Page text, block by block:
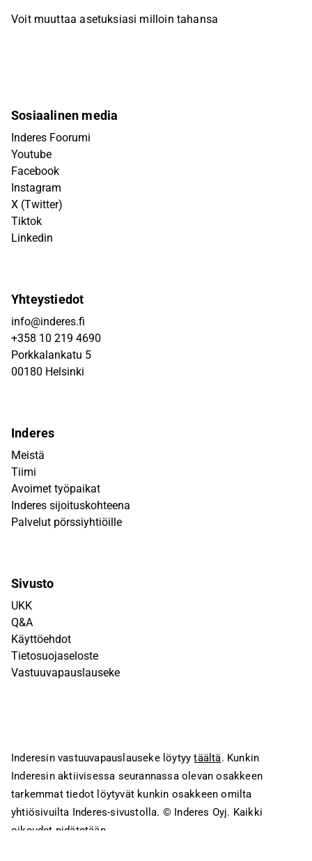
Voit muuttaa asetuksiasi milloin tahansa
Sosiaalinen media
Inderes Foorumi
Youtube
Facebook
Instagram
X (Twitter)
Tiktok
Linkedin
Yhteystiedot
info@inderes.fi
+358 10 219 4690
Porkkalankatu 5
00180 Helsinki
Inderes
Meistä
Tiimi
Avoimet työpaikat
Inderes sijoituskohteena
Palvelut pörssiyhtiöille
Sivusto
UKK
Q&A
Käyttöehdot
Tietosuojaseloste
Vastuuvapauslauseke
Inderesin vastuuvapauslauseke löytyytäältä. Kunkin
Inderesin aktiivisessa seurannassa olevan osakkeen
tarkemmat tiedot löytyvät kunkin osakkeen omilta
yhtiösivuilta Inderes-sivustolla. © Inderes Oyj. Kaikki
oikeudet pidätetään.